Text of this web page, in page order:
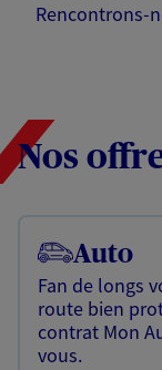
Rencontrons-
Nos
Auto
Fan de longs
route bien
contrat Mon
vous.